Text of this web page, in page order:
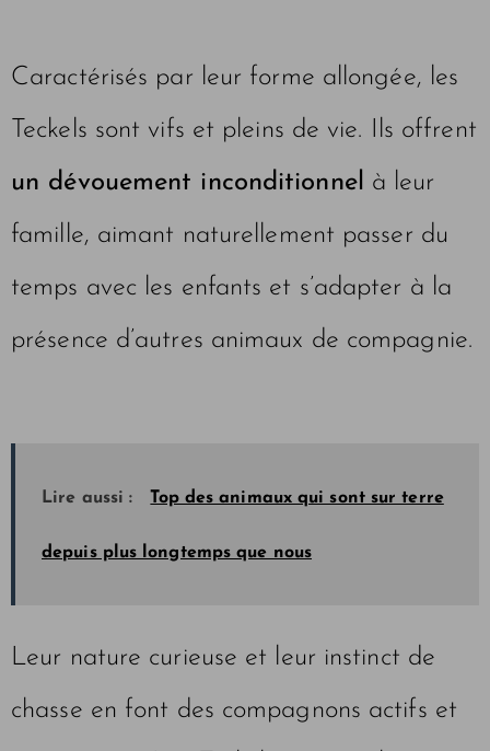
Caractérisés par leur forme allongée, les
Teckels sont vifs et pleins de vie. Ils offrent
un dévouement inconditionnel à leur
famille, aimant naturellement passer du
temps avec les enfants et s’adapter à la
présence d’autres animaux de compagnie.
Lire aussi : Top des animaux qui sont sur terre
depuis plus longtemps que nous
Leur nature curieuse et leur instinct de
chasse en font des compagnons actifs et